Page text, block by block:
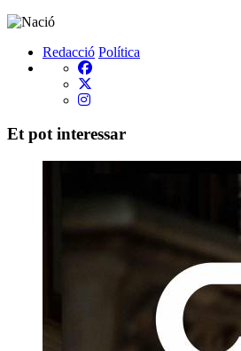
Redacció Política
Et pot interessar